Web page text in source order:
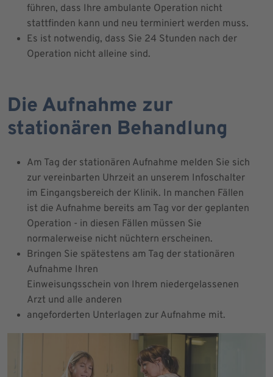
führen, dass Ihre ambulante Operation nicht
stattfinden kann und neu terminiert werden muss.
Es ist notwendig, dass Sie 24 Stunden nach der
Operation nicht alleine sind.
Die Aufnahme zur
stationären Behandlung
Am Tag der stationären Aufnahme melden Sie sich
zur vereinbarten Uhrzeit an unserem Infoschalter
im Eingangsbereich der Klinik. In manchen Fällen
ist die Aufnahme bereits am Tag vor der geplanten
Operation - in diesen Fällen müssen Sie
normalerweise nicht nüchtern erscheinen.
Bringen Sie spätestens am Tag der stationären
Aufnahme Ihren
Einweisungsschein von Ihrem niedergelassenen
Arzt und alle anderen
angeforderten Unterlagen zur Aufnahme mit.